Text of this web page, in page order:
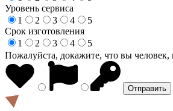
Уровень сервиса
1
2 3 4
5
Срок изготовления
1
2 3 4
5
Пожалуйста, докажите, что вы человек,